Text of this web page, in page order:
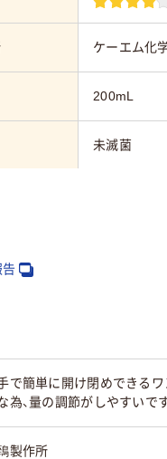
ケーエム化
200mL
未滅菌
告
で簡単に開け閉めできる
為、量の調節がしやすいです
製作所